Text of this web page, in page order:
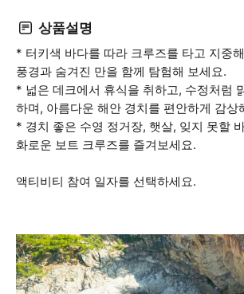
상품설명
* 터키색 바다를 따라 크루즈를 타고 지중
풍경과 숨겨진 만을 함께 탐험해 보세요.
* 넓은 데크에서 휴식을 취하고, 수정처럼
하며, 아름다운 해안 경치를 편안하게 감상
* 경치 좋은 수영 정거장, 햇살, 잊지 못할
화로운 보트 크루즈를 즐겨보세요.
액티비티 참여 일자를 선택하세요.